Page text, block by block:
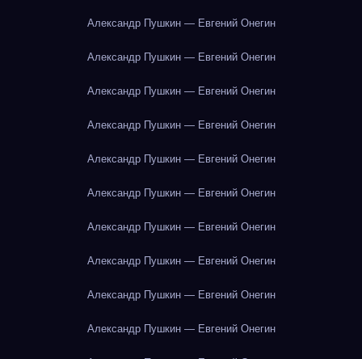
Александр Пушкин — Евгений Онегин
Александр Пушкин — Евгений Онегин
Александр Пушкин — Евгений Онегин
Александр Пушкин — Евгений Онегин
Александр Пушкин — Евгений Онегин
Александр Пушкин — Евгений Онегин
Александр Пушкин — Евгений Онегин
Александр Пушкин — Евгений Онегин
Александр Пушкин — Евгений Онегин
Александр Пушкин — Евгений Онегин